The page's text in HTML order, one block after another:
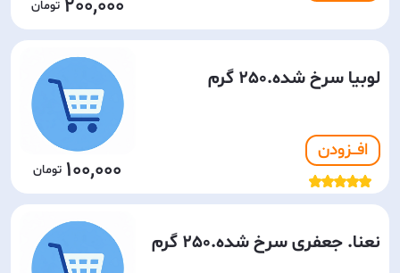
200,000
لوبیا سرخ شده.250 گرم
افـــزودن
100,000
نعنا. جعفری سرخ شده.250 گرم